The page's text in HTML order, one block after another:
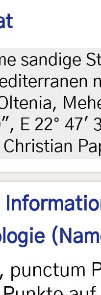
sandige
E 22° 47'
punctum